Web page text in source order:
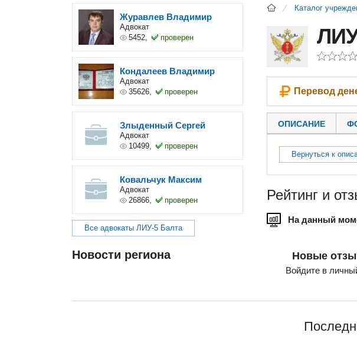
Каталог
Перевод
ОПИСАНИЕ
Вернуться к
Рейтинг и
На данный
Новые
Войдите в
Журавлев Владимир
Адвокат
5452,
проверен
Кондалеев Владимир
Адвокат
35626,
проверен
Злыденный Сергей
Адвокат
10499,
проверен
Ковальчук Максим
Адвокат
26866,
проверен
Все адвокаты ЛИУ-5 Балта
Новости региона